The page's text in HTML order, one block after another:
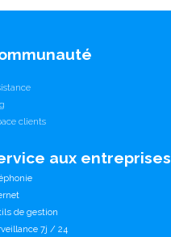
clients
aux entreprises
de gestion
7j / 24